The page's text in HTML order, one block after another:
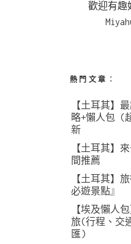
歡迎有趣
熱門文章︰
【土耳其】
略+懶人包 (
新
【土耳其】
間推薦
【土耳其】
必遊景點』
【埃及懶人
旅(行程、交
匯)